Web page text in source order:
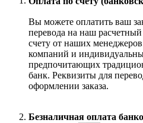
Вы можете оплатить ваш
перевода на наш
счету от наших
компаний и
предпочитающих
банк. Реквизиты для
оформлении заказа.
Безналичная оплата